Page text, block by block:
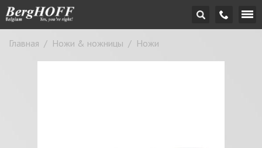
Главная / Ножи & ножницы / Ножи